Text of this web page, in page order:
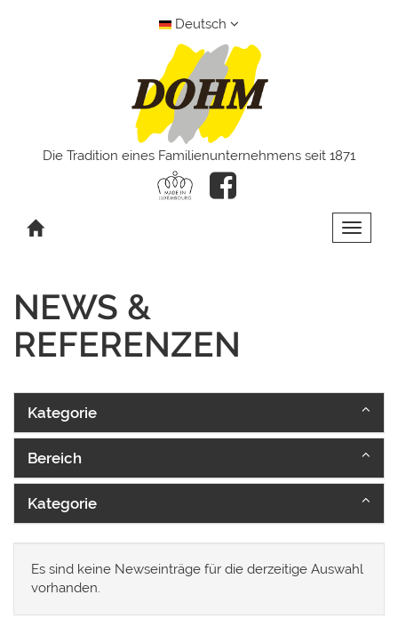
Deutsch
Die Tradition eines Familienunternehmens seit 1871
Toggle
NEWS &
REFERENZEN
Kategorie
Bereich
Kategorie
Es sind keine Newseinträge für die derzeitige Auswahl
vorhanden.